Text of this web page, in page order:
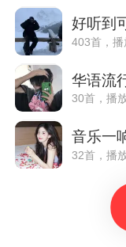
好听到
403首，
华语流
30首，播
音乐一
32首，播